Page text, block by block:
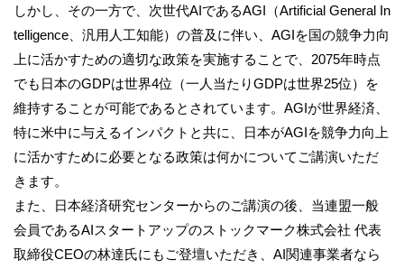
しかし、その一方で、次世代AIであるAGI（Artificial General In
telligence、汎用人工知能）の普及に伴い、AGIを国の競争力向
上に活かすための適切な政策を実施することで、2075年時点
でも日本のGDPは世界4位（一人当たりGDPは世界25位）を
維持することが可能であるとされています。AGIが世界経済、
特に米中に与えるインパクトと共に、日本がAGIを競争力向上
に活かすために必要となる政策は何かについてご講演いただ
きます。
また、日本経済研究センターからのご講演の後、当連盟一般
会員であるAIスタートアップのストックマーク株式会社 代表
取締役CEOの林達氏にもご登壇いただき、AI関連事業者なら